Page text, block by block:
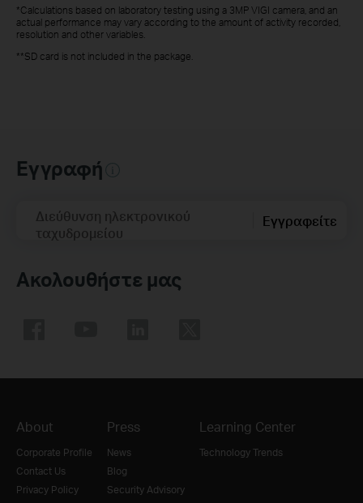
*Calculations based on laboratory testing using a 3MP VIGI camera, and an
actual performance may vary according to the amount of activity recorded,
resolution and other variables.
**SD card is not included in the package.
Εγγραφή
Διεύθυνση ηλεκτρονικού
ταχυδρομείου
Εγγραφείτε
Ακολουθήστε μας
About
Corporate Profile
Contact Us
Privacy Policy
Press
News
Blog
Security Advisory
Learning Center
Technology Trends